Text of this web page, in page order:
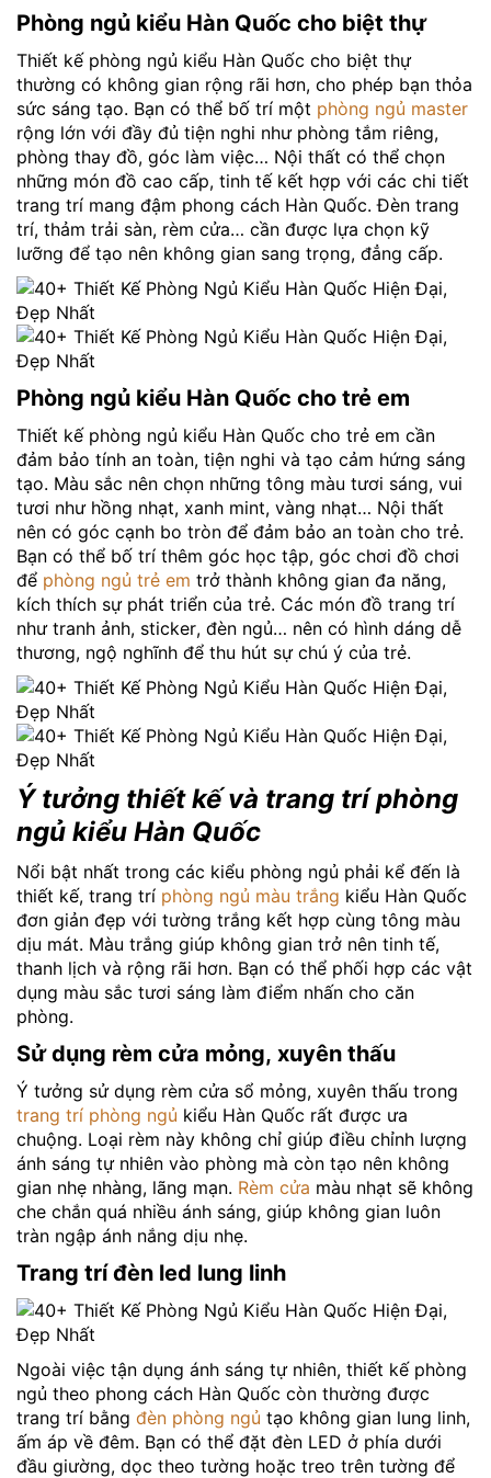
Phòng ngủ kiểu Hàn Quốc cho biệt thự
Thiết kế phòng ngủ kiểu Hàn Quốc cho biệt thự
thường có không gian rộng rãi hơn, cho phép bạn thỏa
sức sáng tạo. Bạn có thể bố trí một phòng ngủ master
rộng lớn với đầy đủ tiện nghi như phòng tắm riêng,
phòng thay đồ, góc làm việc… Nội thất có thể chọn
những món đồ cao cấp, tinh tế kết hợp với các chi tiết
trang trí mang đậm phong cách Hàn Quốc. Đèn trang
trí, thảm trải sàn, rèm cửa… cần được lựa chọn kỹ
lưỡng để tạo nên không gian sang trọng, đẳng cấp.
Phòng ngủ kiểu Hàn Quốc cho trẻ em
Thiết kế phòng ngủ kiểu Hàn Quốc cho trẻ em cần
đảm bảo tính an toàn, tiện nghi và tạo cảm hứng sáng
tạo. Màu sắc nên chọn những tông màu tươi sáng, vui
tươi như hồng nhạt, xanh mint, vàng nhạt… Nội thất
nên có góc cạnh bo tròn để đảm bảo an toàn cho trẻ.
Bạn có thể bố trí thêm góc học tập, góc chơi đồ chơi
để phòng ngủ trẻ em trở thành không gian đa năng,
kích thích sự phát triển của trẻ. Các món đồ trang trí
như tranh ảnh, sticker, đèn ngủ… nên có hình dáng dễ
thương, ngộ nghĩnh để thu hút sự chú ý của trẻ.
Ý tưởng thiết kế và trang trí phòng
ngủ kiểu Hàn Quốc
Nổi bật nhất trong các kiểu phòng ngủ phải kể đến là
thiết kế, trang trí phòng ngủ màu trắng kiểu Hàn Quốc
đơn giản đẹp với tường trắng kết hợp cùng tông màu
dịu mát. Màu trắng giúp không gian trở nên tinh tế,
thanh lịch và rộng rãi hơn. Bạn có thể phối hợp các vật
dụng màu sắc tươi sáng làm điểm nhấn cho căn
phòng.
Sử dụng rèm cửa mỏng, xuyên thấu
Ý tưởng sử dụng rèm cửa sổ mỏng, xuyên thấu trong
trang trí phòng ngủ kiểu Hàn Quốc rất được ưa
chuộng. Loại rèm này không chỉ giúp điều chỉnh lượng
ánh sáng tự nhiên vào phòng mà còn tạo nên không
gian nhẹ nhàng, lãng mạn. Rèm cửa màu nhạt sẽ không
che chắn quá nhiều ánh sáng, giúp không gian luôn
tràn ngập ánh nắng dịu nhẹ.
Trang trí đèn led lung linh
Ngoài việc tận dụng ánh sáng tự nhiên, thiết kế phòng
ngủ theo phong cách Hàn Quốc còn thường được
trang trí bằng đèn phòng ngủ tạo không gian lung linh,
ấm áp về đêm. Bạn có thể đặt đèn LED ở phía dưới
đầu giường, dọc theo tường hoặc treo trên tường để